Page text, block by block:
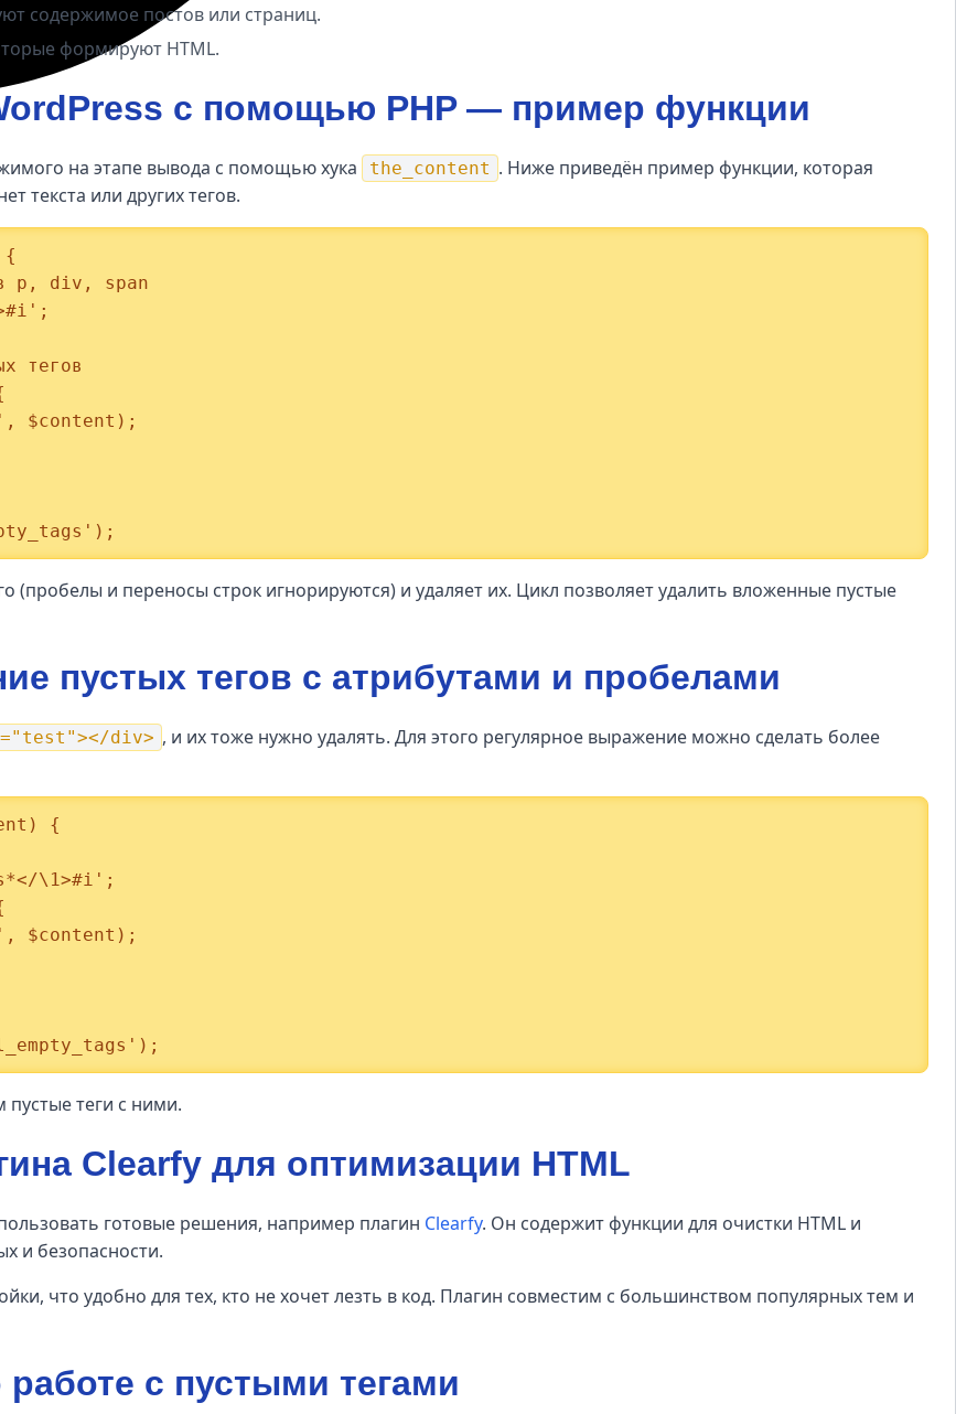
содержимое постов или страниц.
формируют HTML.
с помощью PHP — пример функции
на этапе вывода с помощью хука the_content . Ниже приведён пример функции, которая
текста или других тегов.
{
(пробелы и переносы строк игнорируются) и удаляет их. Цикл позволяет удалить вложенные пустые
пустых тегов с атрибутами и пробелами
div> , и их тоже нужно удалять. Для этого регулярное выражение можно сделать более
{
теги с ними.
Clearfy для оптимизации HTML
готовые решения, например плагин Clearfy. Он содержит функции для очистки HTML и
и безопасности.
что удобно для тех, кто не хочет лезть в код. Плагин совместим с большинством популярных тем и
с пустыми тегами